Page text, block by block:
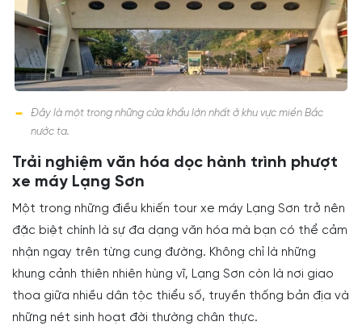
Đây là một trong những cửa khẩu lớn nhất ở khu vực miền Bắc
nước ta.
Trải nghiệm văn hóa dọc hành trình phượt
xe máy Lạng Sơn
Một trong những điều khiến tour xe máy Lạng Sơn trở nên
đặc biệt chính là sự đa dạng văn hóa mà bạn có thể cảm
nhận ngay trên từng cung đường. Không chỉ là những
khung cảnh thiên nhiên hùng vĩ, Lạng Sơn còn là nơi giao
thoa giữa nhiều dân tộc thiểu số, truyền thống bản địa và
những nét sinh hoạt đời thường chân thực.